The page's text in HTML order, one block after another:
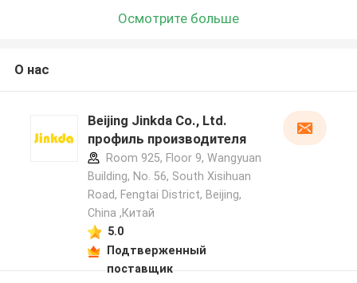
Осмотрите больше
О нас
Beijing Jinkda Co., Ltd.
профиль производителя
Room 925, Floor 9, Wangyuan
Building, No. 56, South Xisihuan
Road, Fengtai District, Beijing,
China ,Китай
5.0
Подтверженный
поставщик